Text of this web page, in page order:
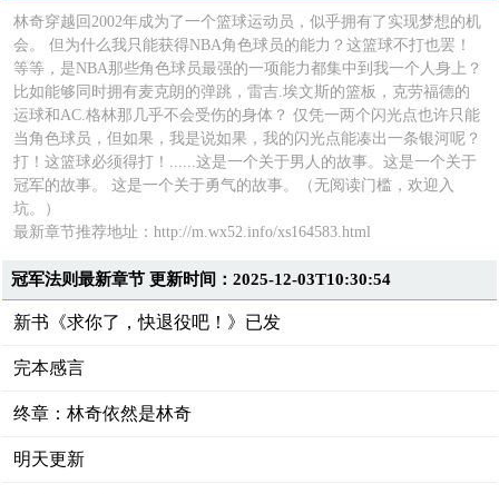
林奇穿越回2002年成为了一个篮球运动员，似乎拥有了实现梦想的机
会。 但为什么我只能获得NBA角色球员的能力？这篮球不打也罢！
等等，是NBA那些角色球员最强的一项能力都集中到我一个人身上？
比如能够同时拥有麦克朗的弹跳，雷吉.埃文斯的篮板，克劳福德的
运球和AC.格林那几乎不会受伤的身体？ 仅凭一两个闪光点也许只能
当角色球员，但如果，我是说如果，我的闪光点能凑出一条银河呢？
打！这篮球必须得打！......这是一个关于男人的故事。这是一个关于
冠军的故事。 这是一个关于勇气的故事。（无阅读门槛，欢迎入
坑。）
最新章节推荐地址：http://m.wx52.info/xs164583.html
冠军法则最新章节 更新时间：2025-12-03T10:30:54
新书《求你了，快退役吧！》已发
完本感言
终章：林奇依然是林奇
明天更新